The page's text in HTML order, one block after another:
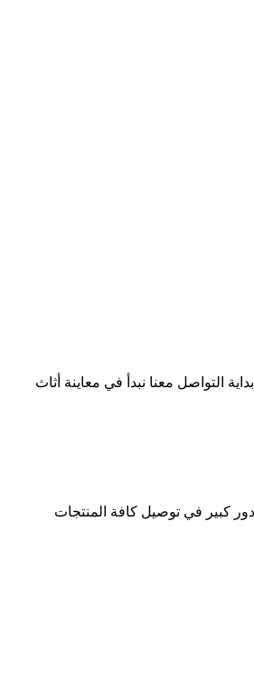
معنا نبدأ في معاينة أثاث
كبير في توصيل كافة المنتجات